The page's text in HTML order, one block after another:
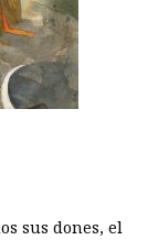
sus dones, el